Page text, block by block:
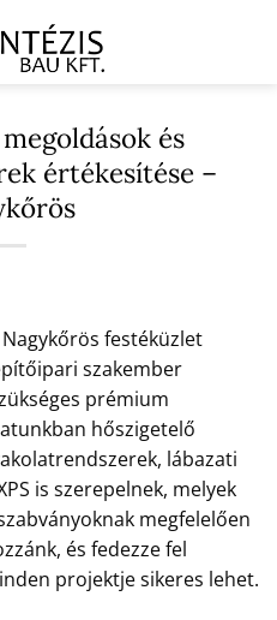
és
értékesítése –
festéküzlet
szakember
prémium
hőszigetelő
lábazati
is szerepelnek, melyek
megfelelően
és fedezze fel
projektje sikeres lehet.